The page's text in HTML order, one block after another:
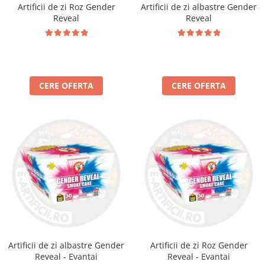
Artificii de zi Roz Gender
Reveal
CERE OFERTA
Artificii de zi albastre Gender
Reveal
CERE OFERTA
Artificii de zi albastre Gender
Reveal - Evantai
Artificii de zi Roz Gender
Reveal - Evantai